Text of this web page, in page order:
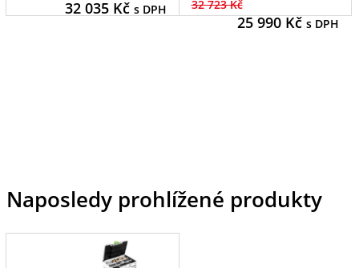
32 035Kč s DPH 32 723 Kč
25 990Kčs DPH
Naposledy prohlížené produkty